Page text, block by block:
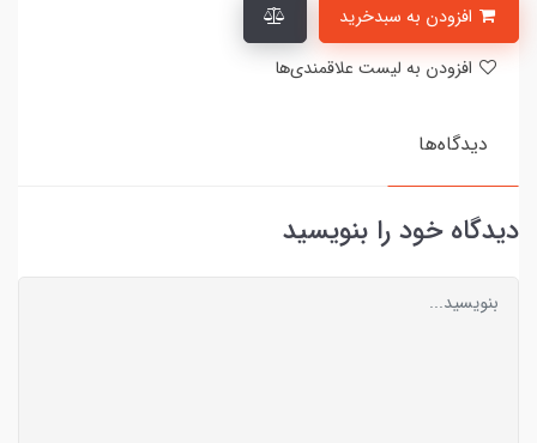
دیدگاه‌ها
دیدگاه خود را بنویسید